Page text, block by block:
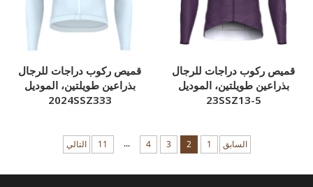
قميص ركوب دراجات للرجال
بذراعين طويلتين، الموديل
23SSZ13-5
قميص ركوب دراجات للرجال
بذراعين طويلتين، الموديل
2024SSZ333
السابق 1
2
3
4
...
11 التالي